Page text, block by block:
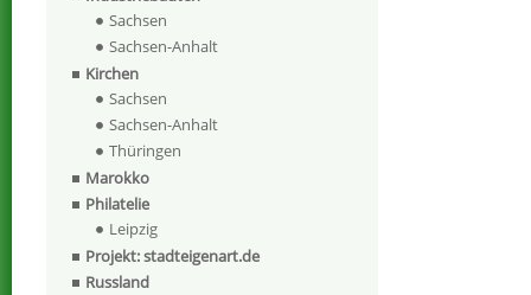
Sachsen
Sachsen-Anhalt
Kirchen
Sachsen
Sachsen-Anhalt
Thüringen
Marokko
Philatelie
Leipzig
Projekt: stadteigenart.de
Russland